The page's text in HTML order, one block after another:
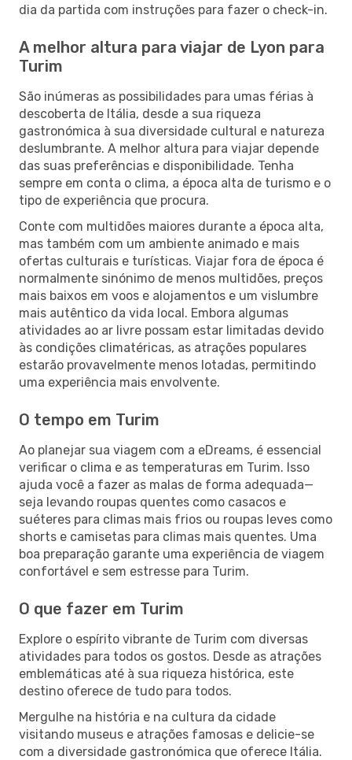
dia da partida com instruções para fazer o check-in.
A melhor altura para viajar de Lyon para
Turim
São inúmeras as possibilidades para umas férias à
descoberta de Itália, desde a sua riqueza
gastronómica à sua diversidade cultural e natureza
deslumbrante. A melhor altura para viajar depende
das suas preferências e disponibilidade. Tenha
sempre em conta o clima, a época alta de turismo e o
tipo de experiência que procura.
Conte com multidões maiores durante a época alta,
mas também com um ambiente animado e mais
ofertas culturais e turísticas. Viajar fora de época é
normalmente sinónimo de menos multidões, preços
mais baixos em voos e alojamentos e um vislumbre
mais autêntico da vida local. Embora algumas
atividades ao ar livre possam estar limitadas devido
às condições climatéricas, as atrações populares
estarão provavelmente menos lotadas, permitindo
uma experiência mais envolvente.
O tempo em Turim
Ao planejar sua viagem com a eDreams, é essencial
verificar o clima e as temperaturas em Turim. Isso
ajuda você a fazer as malas de forma adequada—
seja levando roupas quentes como casacos e
suéteres para climas mais frios ou roupas leves como
shorts e camisetas para climas mais quentes. Uma
boa preparação garante uma experiência de viagem
confortável e sem estresse para Turim.
O que fazer em Turim
Explore o espírito vibrante de Turim com diversas
atividades para todos os gostos. Desde as atrações
emblemáticas até à sua riqueza histórica, este
destino oferece de tudo para todos.
Mergulhe na história e na cultura da cidade
visitando museus e atrações famosas e delicie-se
com a diversidade gastronómica que oferece Itália.